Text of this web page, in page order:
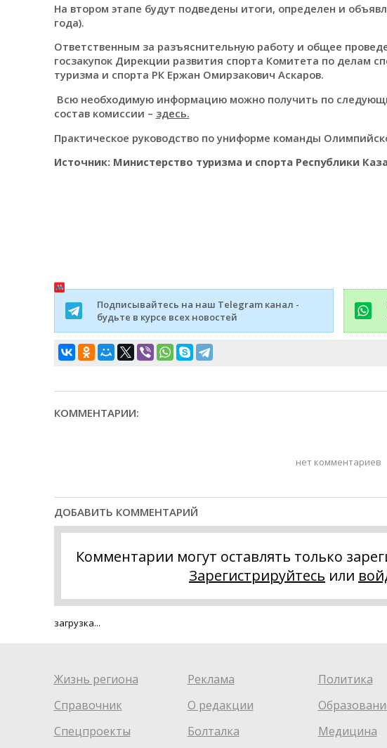
На втором этапе будут подведены итоги, определен и
года).
Ответственным за разъяснительную работу и общее
госзакупок Дирекции развития спорта Комитета по делам
туризма и спорта РК Ержан Омирзакович Аскаров.
Всю необходимую информацию можно получить по
состав комиссии – здесь.
Практическое руководство по униформе команды
Источник: Министерство туризма и спорта Республики
Подписывайтесь на наш Telegram канал -
будьте в курсе всех новостей
КОММЕНТАРИИ:
нет комментариев
ДОБАВИТЬ КОММЕНТАРИЙ
Комментарии могут оставлять только
Зарегистрируйтесь или
загрузка...
Жизнь региона
Справочник
Спецпроекты
Реклама
О редакции
Болталка
Политика
Медицина